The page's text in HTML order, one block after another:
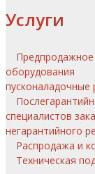
Услуги
оборудования
пусконаладочные
специалистов
негарантийного
Распродажа и
Техническая